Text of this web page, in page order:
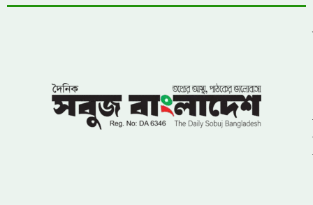
পাঁচ আগস্টের দুই বছর: অর্জনের স্বীকৃতি,
অপূর্ণতার প্রশ্ন